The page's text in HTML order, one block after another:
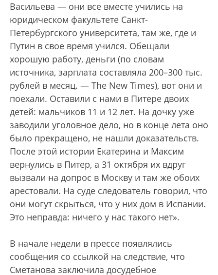
Васильева — они все вместе учились на
юридическом факультете Санкт-
Петербургского университета, там же, где и
Путин в свое время учился. Обещали
хорошую работу, деньги (по словам
источника, зарплата составляла 200–300 тыс.
рублей в месяц. — The New Times), вот они и
поехали. Оставили с нами в Питере двоих
детей: мальчиков 11 и 12 лет. На дочку уже
заводили уголовное дело, но в конце лета оно
было прекращено, не нашли доказательств.
После этой истории Екатерина и Максим
вернулись в Питер, а 31 октября их вдруг
вызвали на допрос в Москву и там же обоих
арестовали. На суде следователь говорил, что
они могут скрыться, что у них дом в Испании.
Это неправда: ничего у нас такого нет».
В начале недели в прессе появлялись
сообщения со ссылкой на следствие, что
Сметанова заключила досудебное